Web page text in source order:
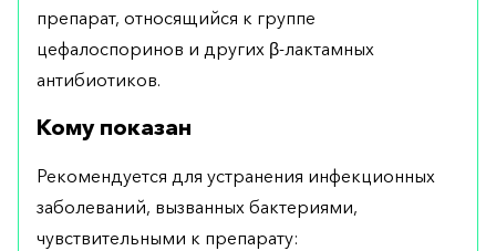
препарат, относящийся к группе
цефалоспоринов и других β-лактамных
антибиотиков.
Кому показан
Рекомендуется для устранения инфекционных
заболеваний, вызванных бактериями,
чувствительными к препарату: